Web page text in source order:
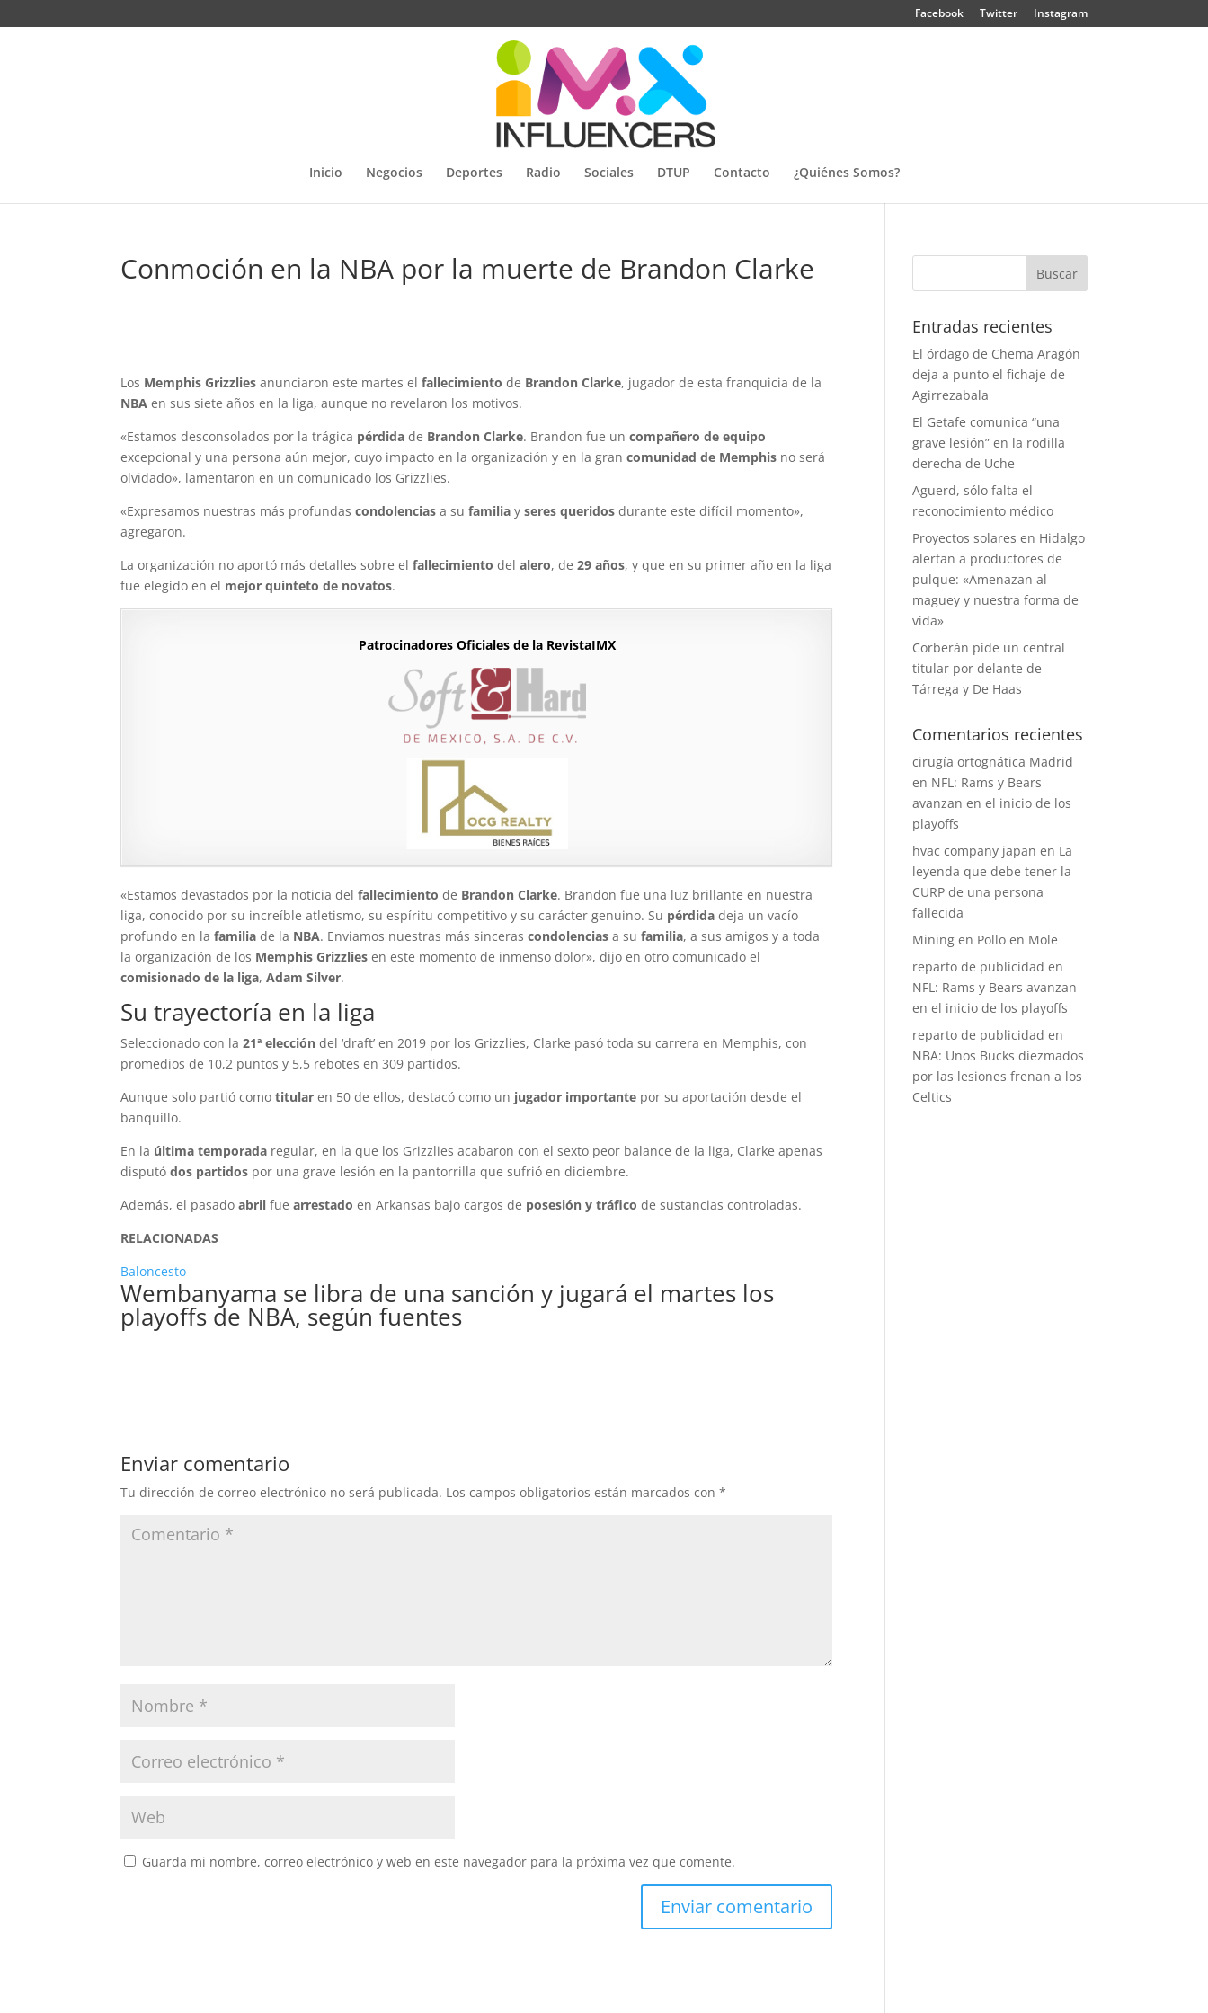
Facebook Twitter Instagram
Inicio Negocios Deportes Radio Sociales DTUP Contacto ¿Quiénes Somos?
Conmoción en la NBA por la muerte de Brandon Clarke
Los Memphis Grizzlies anunciaron este martes elfallecimiento de Brandon Clarke, jugador de esta franquicia de la
NBA en sus siete años en la liga, aunque no revelaron los motivos.
«Estamos desconsolados por la trágica pérdida de Brandon Clarke. Brandon fue uncompañero de equipo
excepcional y una persona aún mejor, cuyo impacto en la organización y en la grancomunidad de Memphis no será
olvidado», lamentaron en un comunicado los Grizzlies.
«Expresamos nuestras más profundascondolencias a sufamilia yseres queridos durante este difícil momento»,
agregaron.
La organización no aportó más detalles sobre elfallecimiento delalero, de29 años, y que en su primer año en la liga
fue elegido en el mejor quinteto de novatos.
Patrocinadores Oficiales de la RevistaIMX
«Estamos devastados por la noticia delfallecimiento de Brandon Clarke. Brandon fue una luz brillante en nuestra
liga, conocido por su increíble atletismo, su espíritu competitivo y su carácter genuino. Su pérdida deja un vacío
profundo en lafamilia de la NBA. Enviamos nuestras más sincerascondolencias a sufamilia, a sus amigos y a toda
la organización de los Memphis Grizzlies en este momento de inmenso dolor», dijo en otro comunicado el
comisionado de la liga,Adam Silver.
Su trayectoría en la liga
Seleccionado con la21ª elección del ‘draft’ en 2019 por los Grizzlies, Clarke pasó toda su carrera en Memphis, con
promedios de 10,2 puntos y 5,5 rebotes en 309 partidos.
Aunque solo partió comotitular en 50 de ellos, destacó como un jugador importante por su aportación desde el
banquillo.
En la última temporada regular, en la que los Grizzlies acabaron con el sexto peor balance de la liga, Clarke apenas
disputódos partidos por una grave lesión en la pantorrilla que sufrió en diciembre.
Además, el pasadoabril fuearrestado en Arkansas bajo cargos de posesión y tráfico de sustancias controladas.
RELACIONADAS
Baloncesto
Wembanyama se libra de una sanción y jugará el martes los
playoffs de NBA, según fuentes
Enviar comentario
Tu dirección de correo electrónico no será publicada. Los campos obligatorios están marcados con*
Guarda mi nombre, correo electrónico y web en este navegador para la próxima vez que comente.
Entradas recientes
El órdago de Chema Aragón
deja a punto el fichaje de
Agirrezabala
El Getafe comunica “una
grave lesión” en la rodilla
derecha de Uche
Aguerd, sólo falta el
reconocimiento médico
Proyectos solares en Hidalgo
alertan a productores de
pulque: «Amenazan al
maguey y nuestra forma de
vida»
Corberán pide un central
titular por delante de
Tárrega y De Haas
Comentarios recientes
cirugía ortognática Madrid
en NFL: Rams y Bears
avanzan en el inicio de los
playoffs
hvac company japan en La
leyenda que debe tener la
CURP de una persona
fallecida
Mining en Pollo en Mole
reparto de publicidad en
NFL: Rams y Bears avanzan
en el inicio de los playoffs
reparto de publicidad en
NBA: Unos Bucks diezmados
por las lesiones frenan a los
Celtics